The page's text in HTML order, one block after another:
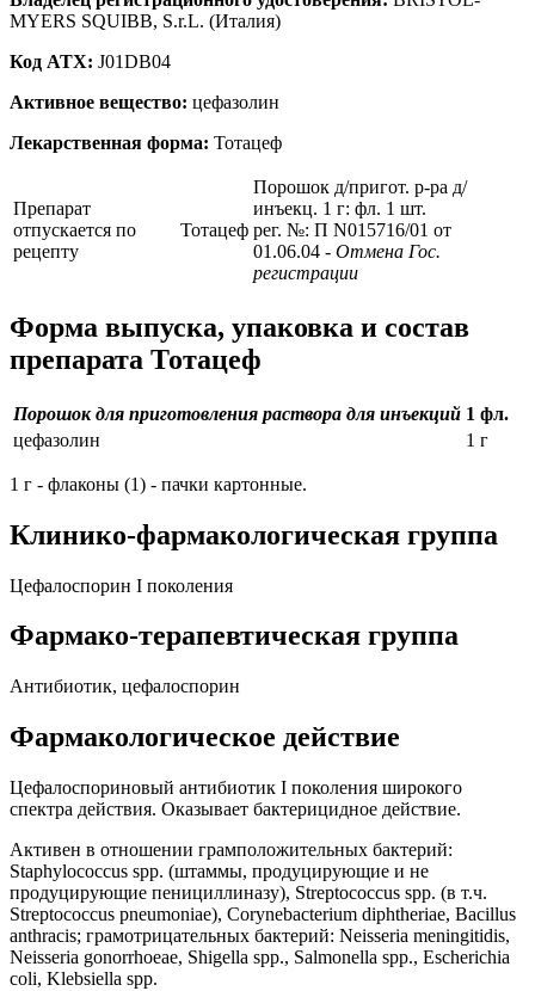
MYERS SQUIBB, S.r.L. (Италия)
Код ATX: J01DB04
Активное вещество: цефазолин
Лекарственная форма: Тотацеф
Препарат
отпускается по
рецепту
Тотацеф
Порошок д/пригот. р-ра д/
инъекц. 1 г: фл. 1 шт.
рег. №: П N015716/01 от
01.06.04 - Отмена Гос.
регистрации
Форма выпуска, упаковка и состав
препарата Тотацеф
Порошок для приготовления раствора для инъекций 1 фл.
цефазолин
1 г
1 г - флаконы (1) - пачки картонные.
Клинико-фармакологическая группа
Цефалоспорин I поколения
Фармако-терапевтическая группа
Антибиотик, цефалоспорин
Фармакологическое действие
Цефалоспориновый антибиотик I поколения широкого
спектра действия. Оказывает бактерицидное действие.
Активен в отношении грамположительных бактерий:
Staphylococcus spp. (штаммы, продуцирующие и не
продуцирующие пенициллиназу), Streptococcus spp. (в т.ч.
Streptococcus pneumoniae), Corynebacterium diphtheriae, Bacillus
anthracis; грамотрицательных бактерий: Neisseria meningitidis,
Neisseria gonorrhoeae, Shigella spp., Salmonella spp., Escherichia
coli, Klebsiella spp.